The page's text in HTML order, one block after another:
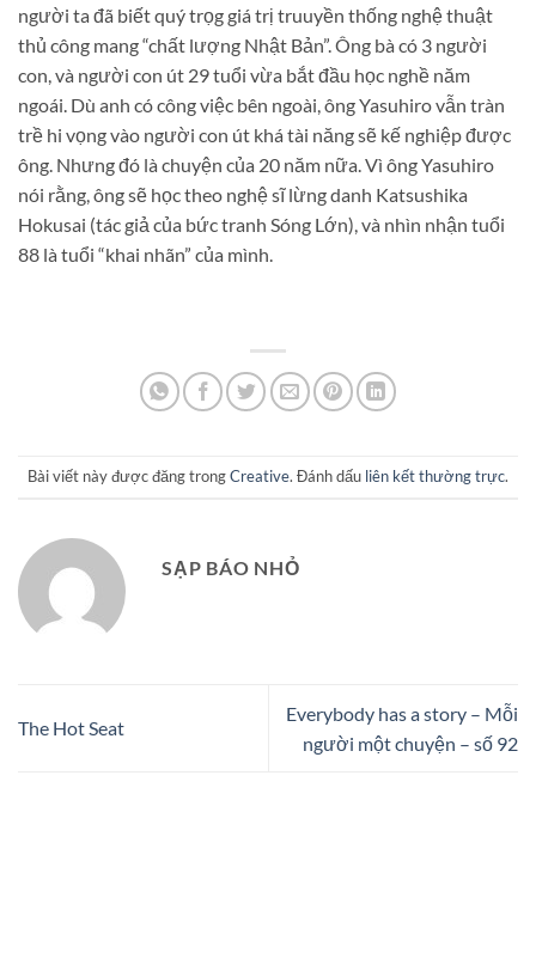
người ta đã biết quý trọg giá trị truuyền thống nghệ thuật
thủ công mang “chất lượng Nhật Bản”. Ông bà có 3 người
con, và người con út 29 tuổi vừa bắt đầu học nghề năm
ngoái. Dù anh có công việc bên ngoài, ông Yasuhiro vẫn tràn
trề hi vọng vào người con út khá tài năng sẽ kế nghiệp được
ông. Nhưng đó là chuyện của 20 năm nữa. Vì ông Yasuhiro
nói rằng, ông sẽ học theo nghệ sĩ lừng danh Katsushika
Hokusai (tác giả của bức tranh Sóng Lớn), và nhìn nhận tuổi
88 là tuổi “khai nhãn” của mình.
Bài viết này được đăng trongCreative. Đánh dấu liên kết thường trực.
SẠP BÁO NHỎ
The Hot Seat
Everybody has a story – Mỗi
người một chuyện – số 92